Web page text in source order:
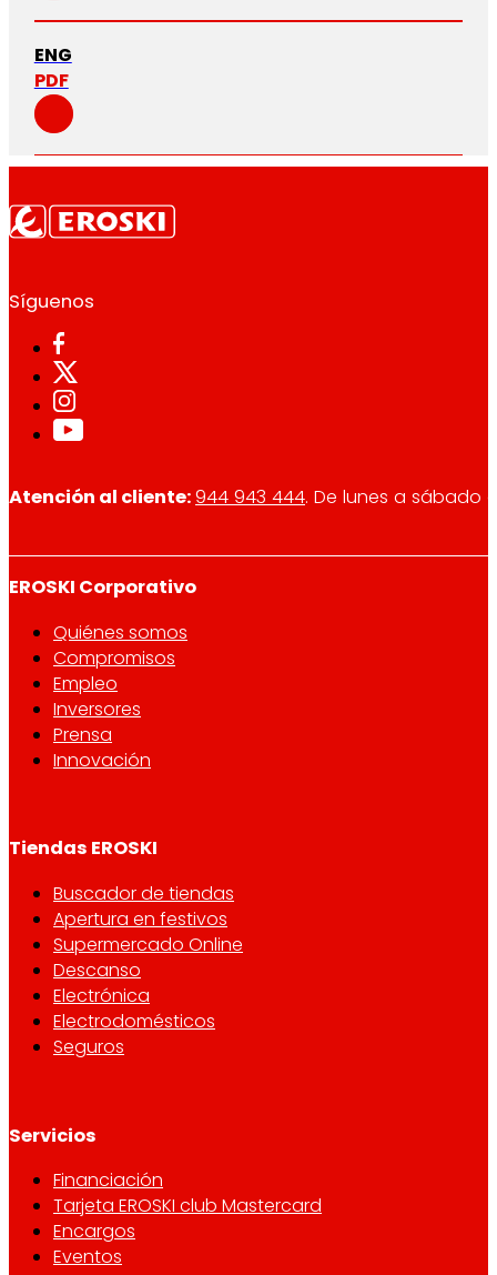
ENG
PDF
Síguenos
Atención al cliente:944 943 444. De lunes a sábado
EROSKI Corporativo
Quiénes somos
Compromisos
Empleo
Inversores
Prensa
Innovación
Tiendas EROSKI
Buscador de tiendas
Apertura en festivos
Supermercado Online
Descanso
Electrónica
Electrodomésticos
Seguros
Servicios
Financiación
Tarjeta EROSKI club Mastercard
Encargos
Eventos